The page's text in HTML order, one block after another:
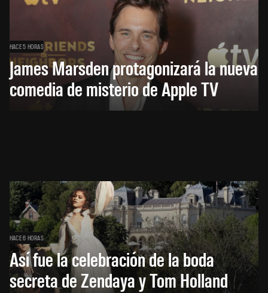
HACE 5 HORAS
James Marsden protagonizará la nueva
comedia de misterio de Apple TV
HACE 6 HORAS
Así fue la celebración de la boda
secreta de Zendaya y Tom Holland